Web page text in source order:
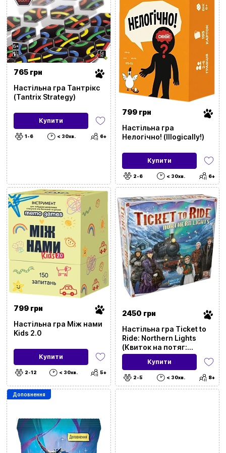
Жанр
Для кого
Тип
Для подій та локацій
Для розвитку
Застосувати фільтри
765 грн
Настільна гра Тантрікс
(Tantrix Strategy)
Купити
1-6 < 30хв. 6+
799 грн
Настільна гра
Нелогічно! (Illogically!)
Купити
2-6 < 30хв. 6+
799 грн
Настільна гра Між нами
Kids 2.0
Купити
2-12 < 30хв. 5+
2450 грн
Настільна гра Ticket to
Ride: Northern Lights
(Квиток на потяг:
Північне сяйво)
Купити
2-5 < 30хв. 8+
Доповнення